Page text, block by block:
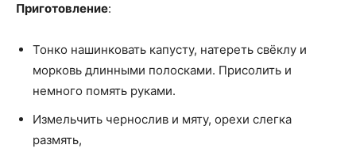
Приготовление:
Тонко нашинковать капусту, натереть свёклу и
морковь длинными полосками. Присолить и
немного помять руками.
Измельчить чернослив и мяту, орехи слегка
размять,